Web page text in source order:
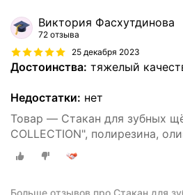
Виктория Фасхутдинова
72 отзыва
25 декабря 2023
Достоинства: тяжелый
Недостатки: нет
Товар — Стакан для зубных
COLLECTION", полирезина,
Больше отзывов про Стакан для